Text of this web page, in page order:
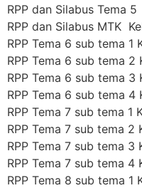
RPP dan Silabus Tema
RPP dan Silabus MTK
RPP Tema 6 sub tema 1
RPP Tema 6 sub tema 2
RPP Tema 6 sub tema 3
RPP Tema 6 sub tema 4
RPP Tema 7 sub tema 1
RPP Tema 7 sub tema 2
RPP Tema 7 sub tema 3
RPP Tema 7 sub tema 4
RPP Tema 8 sub tema 1